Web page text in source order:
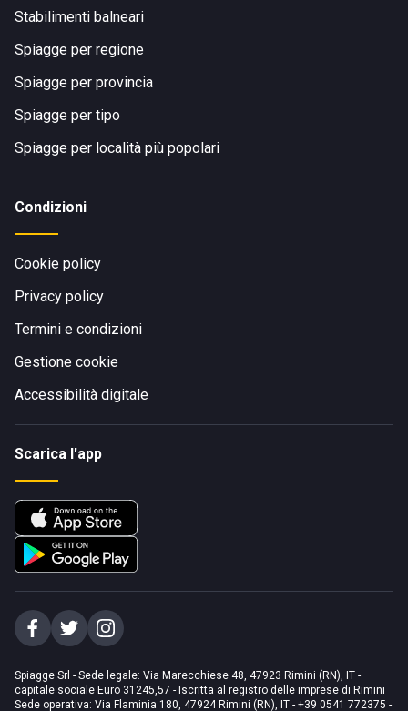
Stabilimenti balneari
Spiagge per regione
Spiagge per provincia
Spiagge per tipo
Spiagge per località più popolari
Condizioni
Cookie policy
Privacy policy
Termini e condizioni
Gestione cookie
Accessibilità digitale
Scarica l'app
Spiagge Srl - Sede legale: Via Marecchiese 48, 47923 Rimini (RN), IT -
capitale sociale Euro 31245,57 - Iscritta al registro delle imprese di Rimini
Sede operativa: Via Flaminia 180, 47924 Rimini (RN), IT - +39 0541 772375 -